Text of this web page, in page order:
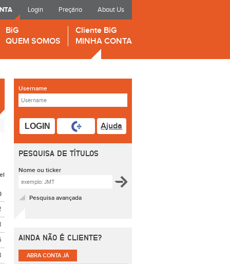
Login Preçário About Us
BiG
QUEM SOMOS
Cliente BiG
MINHA CONTA
Username
LOGIN Ajuda
PESQUISA DE TÍTULOS
Nome ou ticker
Pesquisa avançada
AINDA NÃO É CLIENTE?
ABRA CONTA JÁ